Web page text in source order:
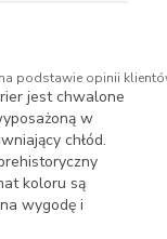
podstawie opinii
jest chwalone
w
chłód.
koloru są
wygodę i